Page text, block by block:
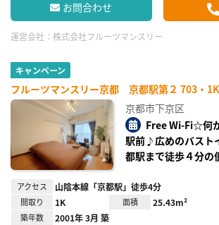
お問合わせ
運営会社： 株式会社フルーツマンスリー
キャンペーン
フルーツマンスリー京都 京都駅第２ 703・
京都市下京区
Free Wi-Fi☆何
駅前♪広めのバスト
都駅まで徒歩４分
アクセス 山陰本線「京都駅」徒歩4分
間取り 1K 面積 25.43m²
築年数 2001年 3月 築